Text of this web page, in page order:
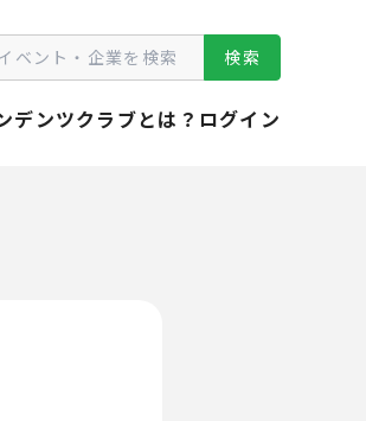
検索
デンツクラブとは？ ログイン